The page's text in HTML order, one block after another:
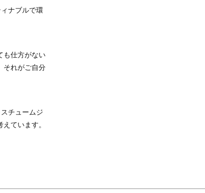
ナブルで環
も仕方がない
それがご自分
チュームジ
ています。